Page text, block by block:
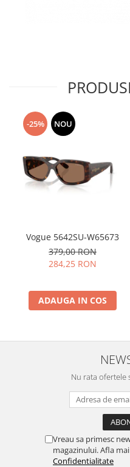
-25% NOU
Vogue 5642SU-W65673
379,00 RON
284,25 RON
ADAUGA IN COS
Nu rata ofertele
Vreau sa primesc
magazinului. Afla
Confidentialitate